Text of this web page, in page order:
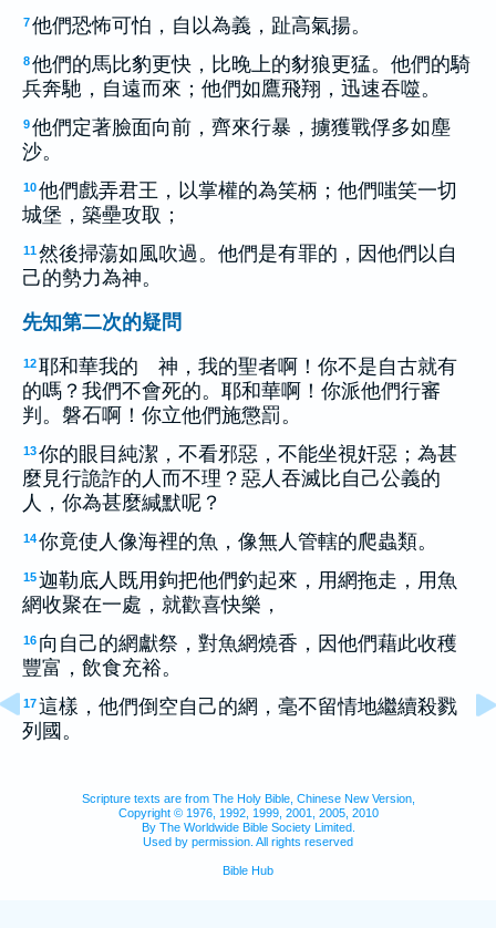
7他們恐怖可怕，自以為義，趾高氣揚。
8他們的馬比豹更快，比晚上的豺狼更猛。他們的騎
兵奔馳，自遠而來；他們如鷹飛翔，迅速吞噬。
9他們定著臉面向前，齊來行暴，擄獲戰俘多如塵
沙。
10他們戲弄君王，以掌權的為笑柄；他們嗤笑一切
城堡，築壘攻取；
11然後掃蕩如風吹過。他們是有罪的，因他們以自
己的勢力為神。
先知第二次的疑問
12耶和華我的 神，我的聖者啊！你不是自古就有
的嗎？我們不會死的。耶和華啊！你派他們行審
判。磐石啊！你立他們施懲罰。
13你的眼目純潔，不看邪惡，不能坐視奸惡；為甚
麼見行詭詐的人而不理？惡人吞滅比自己公義的
人，你為甚麼緘默呢？
14你竟使人像海裡的魚，像無人管轄的爬蟲類。
15迦勒底人既用鉤把他們釣起來，用網拖走，用魚
網收聚在一處，就歡喜快樂，
16 向自己的網獻祭，對魚網燒香，因他們藉此收穫
豐富，飲食充裕。
17這樣，他們倒空自己的網，毫不留情地繼續殺戮
列國。
Scripture texts are from The Holy Bible, Chinese New Version,
Copyright © 1976, 1992, 1999, 2001, 2005, 2010
By The Worldwide Bible Society Limited.
Used by permission. All rights reserved
Bible Hub